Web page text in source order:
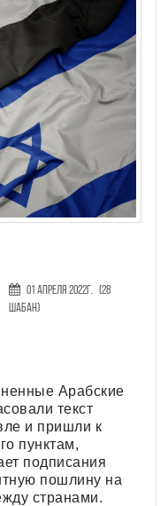
01 Апреля 2022г. (28
Шабан)
Арабские
текст
и пришли к
пунктам,
подписания
пошлину на
странами.